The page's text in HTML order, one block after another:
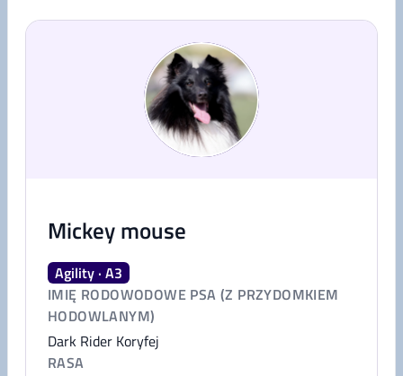
Mickey mouse
Agility · A3
IMIĘ RODOWODOWE PSA (Z PRZYDOMKIEM
HODOWLANYM)
Dark Rider Koryfej
RASA